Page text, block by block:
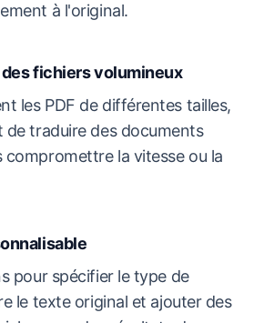
à l'original.
fichiers volumineux
les PDF de différentes tailles,
traduire des documents
compromettre la vitesse ou la
pour spécifier le type de
le texte original et ajouter des